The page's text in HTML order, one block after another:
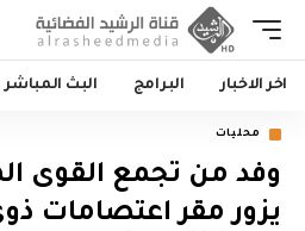
اخر الاخبار البرامج البث المباشر
محليات
وفد من تجمع القوى
يزور مقر اعتصامات